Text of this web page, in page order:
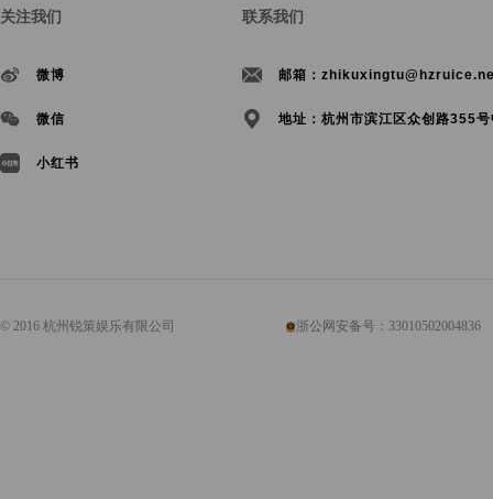
关注我们
微博
微信
小红书
联系我们
邮箱：
地址：杭州市滨江区众创路355
© 2016 杭州锐策娱乐有限公司 浙公网安备号：33010502004836